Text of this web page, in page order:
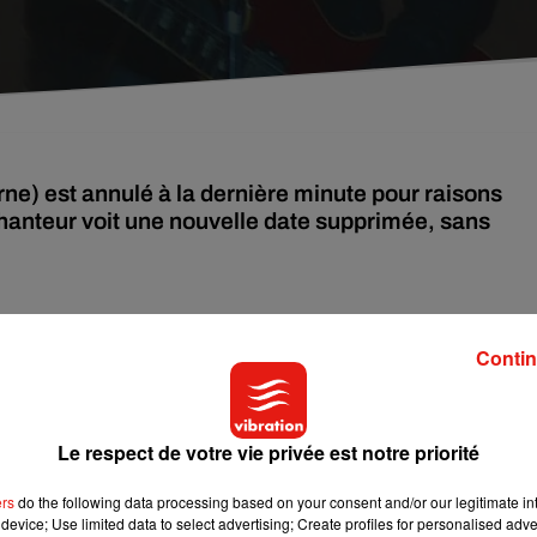
est annulé à la dernière minute pour raisons
voit une nouvelle date supprimée, sans
à la dernière minute son concert prévu ce soir au Centre
précisant que cette décision est liée à des « raisons
pour Calogero
Le respect de votre vie privée est notre priorité
do the following data processing based on your consent and/or our legitimate
Use limited data to select advertising; Create profiles for personalised